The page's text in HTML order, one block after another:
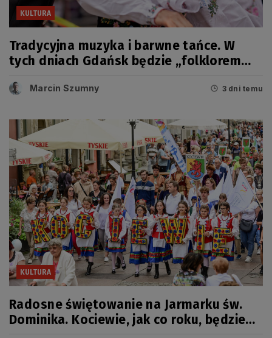
KULTURA
Tradycyjna muzyka i barwne tańce. W
tych dniach Gdańsk będzie „folklorem
Marcin Szumny 3 dni temu
KULTURA
Radosne świętowanie na Jarmarku św.
Dominika. Kociewie, jak co roku, będzie